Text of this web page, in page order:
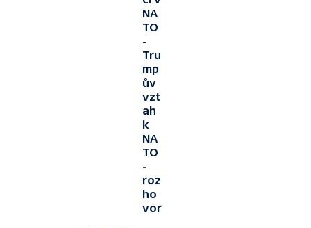
NA
TO
-
Tru
mp
ův
vzt
ah
k
NA
TO
-
roz
ho
vor